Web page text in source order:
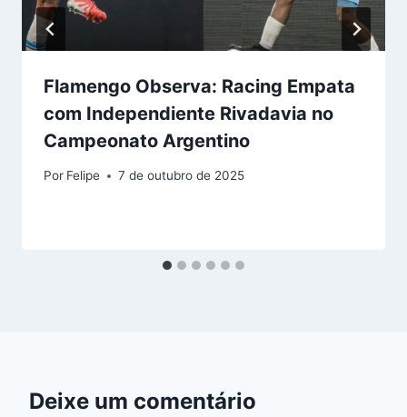
Flamengo Observa: Racing Empata
com Independiente Rivadavia no
Campeonato Argentino
Por Felipe 7 de outubro de 2025
Deixe um comentário